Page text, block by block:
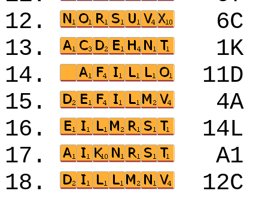
12.
13.
14.
15.
16.
17.
18.